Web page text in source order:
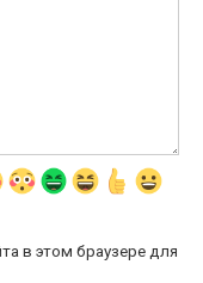
в этом браузере для